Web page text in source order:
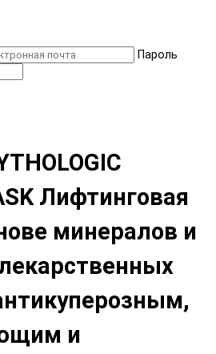
Пароль
Лифтинговая
минералов и
и